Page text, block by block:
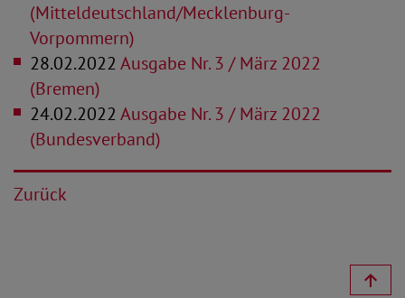
(Mitteldeutschland/Mecklenburg-
Vorpommern)
28.02.2022Ausgabe Nr. 3 / März 2022
(Bremen)
24.02.2022Ausgabe Nr. 3 / März 2022
(Bundesverband)
Zurück